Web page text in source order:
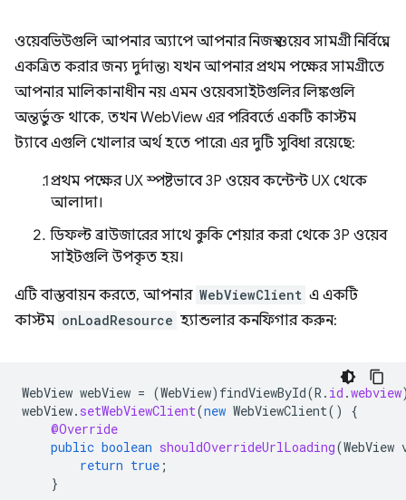
ওয়েবভিউগুলি আপনার অ্যাপে আপনার নিজস্ব ওয়েব সামগ্রী নির্বিঘ্নে
একত্রিত করার জন্য দুর্দান্ত৷ যখন আপনার প্রথম পক্ষের সামগ্রীতে
আপনার মালিকানাধীন নয় এমন ওয়েবসাইটগুলির লিঙ্কগুলি
অন্তর্ভুক্ত থাকে, তখন WebView এর পরিবর্তে একটি কাস্টম
ট্যাবে এগুলি খোলার অর্থ হতে পারে৷ এর দুটি সুবিধা রয়েছে:
প্রথম পক্ষের UX স্পষ্টভাবে 3P ওয়েব কন্টেন্ট UX থেকে
আলাদা।
ডিফল্ট ব্রাউজারের সাথে কুকি শেয়ার করা থেকে 3P ওয়েব
সাইটগুলি উপকৃত হয়।
এটি বাস্তবায়ন করতে, আপনার WebViewClient এ একটি
কাস্টম onLoadResource হ্যান্ডলার কনফিগার করুন:
WebView webView = (WebView) findViewById(R . id .webview
webView. setWebViewClient(new WebViewClient()
{
@Override
public boolean shouldOverrideUrlLoading(WebView
return true ;
}